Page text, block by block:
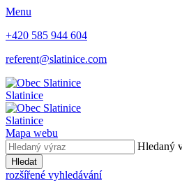
Menu
+420 585 944 604
referent@slatinice.com
Slatinice
Slatinice
Mapa webu
Hledaný
Hledat
rozšířené vyhledávání